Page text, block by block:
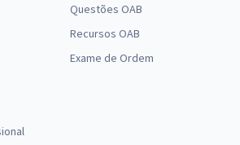
Questões OAB
Recursos OAB
Exame de Ordem